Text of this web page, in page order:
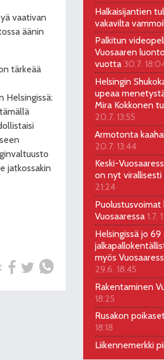
vaativan
äänin
tärkeää
Helsingissä:
jatkossakin
Halkaisijantien
vakavilta
Palkitun
Vuosaaren
vuotta 30.7.
Helsingin
upeaa
Mira Kokkonen
20.7. 13:55
Armotonta
20.7. 13:44
Keski-
on nyt virallisesti
21:24
Vuosaaressa 1.7.
Helsingissä jo 69
myös
29.6. 18:45
Rakentaminen
18:25
Rusakon
18:18
Liikennemerkki